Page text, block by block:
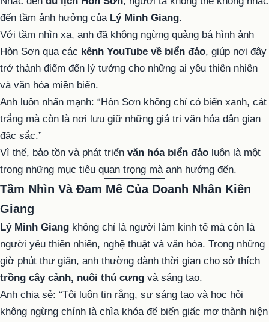
đến tầm ảnh hưởng của Lý Minh Giang.
Với tầm nhìn xa, anh đã không ngừng quảng bá hình ảnh
Hòn Sơn qua các kênh YouTube về biển đảo, giúp nơi đây
trở thành điểm đến lý tưởng cho những ai yêu thiên nhiên
và văn hóa miền biển.
Anh luôn nhấn mạnh: “Hòn Sơn không chỉ có biển xanh, cát
trắng mà còn là nơi lưu giữ những giá trị văn hóa dân gian
đặc sắc.”
Vì thế, bảo tồn và phát triển văn hóa biển đảo luôn là một
trong những mục tiêu quan trọng mà anh hướng đến.
Tầm Nhìn Và Đam Mê Của Doanh Nhân Kiên
Giang
Lý Minh Giang không chỉ là người làm kinh tế mà còn là
người yêu thiên nhiên, nghệ thuật và văn hóa. Trong những
giờ phút thư giãn, anh thường dành thời gian cho sở thích
trồng cây cảnh, nuôi thú cưng và sáng tạo.
Anh chia sẻ: “Tôi luôn tin rằng, sự sáng tạo và học hỏi
không ngừng chính là chìa khóa để biến giấc mơ thành hiện